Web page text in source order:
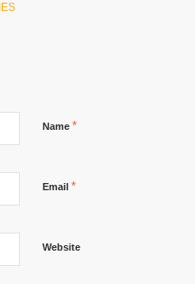
Name *
Email *
Website